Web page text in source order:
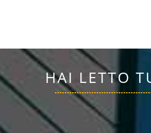
HAI LETTO